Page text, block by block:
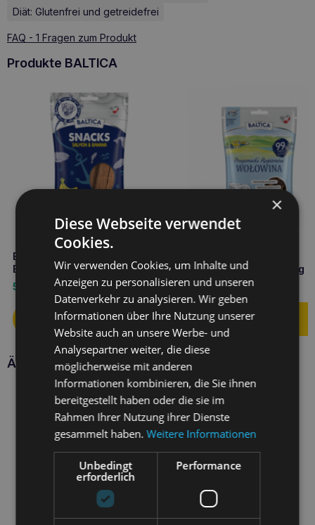
Diät: Glutenfrei und getreidefrei
FAQ - 1 Fragen zum Produkt
Produkte BALTICA
BALTICA Snacks Lachs und
Banane Leckerli 80g
5,90
Rindfleisch-Leckerlis 80g
Mono-Protein
4,50€
Ähnliche Produkte
×
Diese Webseite verwendet
Cookies.
Wir verwenden Cookies, um Inhalte und
Anzeigen zu personalisieren und unseren
Datenverkehr zu analysieren. Wir geben
Informationen über Ihre Nutzung unserer
Website auch an unsere Werbe- und
Analysepartner weiter, die diese
möglicherweise mit anderen
Informationen kombinieren, die Sie ihnen
bereitgestellt haben oder die sie im
Rahmen Ihrer Nutzung ihrer Dienste
gesammelt haben.Weitere Informationen
Unbedingt
erforderlich
Performance